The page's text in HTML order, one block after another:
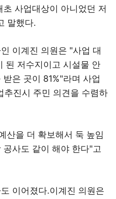
사업대상이 아니었던 저
말했다.
이계진 의원은 "사업 대
된 저수지이고 시설물 안
은 곳이 81%"라며 사업
추진시 주민 의견을 수렴하
산을 더 확보해서 둑 높임
사도 같이 해야 한다"고
이어졌다.이계진 의원은